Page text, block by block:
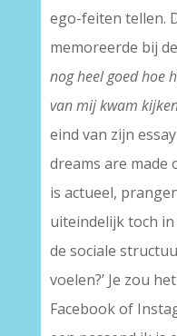
ego-feiten tellen.
memoreerde bij
nog heel goed hoe
van mij kwam
eind van zijn
dreams are made
is actueel,
uiteindelijk toch
de sociale
voelen?’ Je zou
Facebook of